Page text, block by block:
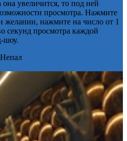
увеличится, то под ней
просмотра. Нажмите
желании, нажмите на число от 1
секунд просмотра каждой
шоу.